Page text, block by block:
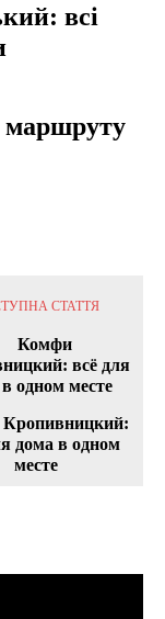
всі
маршруту
СТАТТЯ
дома в одном
месте